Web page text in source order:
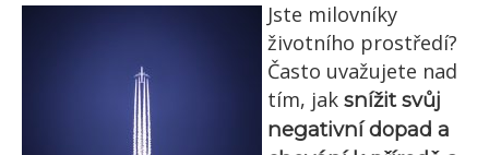
Jste milovníky
životního prostředí?
Často uvažujete nad
tím, jak snížit svůj
negativní dopad a